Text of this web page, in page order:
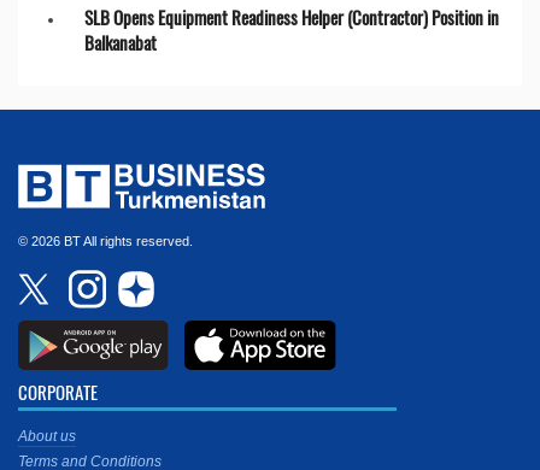
SLB Opens Equipment Readiness Helper (Contractor) Position in
Balkanabat
© 2026 BT All rights reserved.
CORPORATE
About us
Terms and Conditions